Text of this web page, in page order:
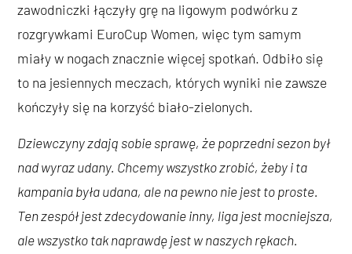
zawodniczki łączyły grę na ligowym podwórku z
rozgrywkami EuroCup Women, więc tym samym
miały w nogach znacznie więcej spotkań. Odbiło się
to na jesiennych meczach, których wyniki nie zawsze
kończyły się na korzyść biało-zielonych.
Dziewczyny zdają sobie sprawę, że poprzedni sezon był
nad wyraz udany. Chcemy wszystko zrobić, żeby i ta
kampania była udana, ale na pewno nie jest to proste.
Ten zespół jest zdecydowanie inny, liga jest mocniejsza,
ale wszystko tak naprawdę jest w naszych rękach.